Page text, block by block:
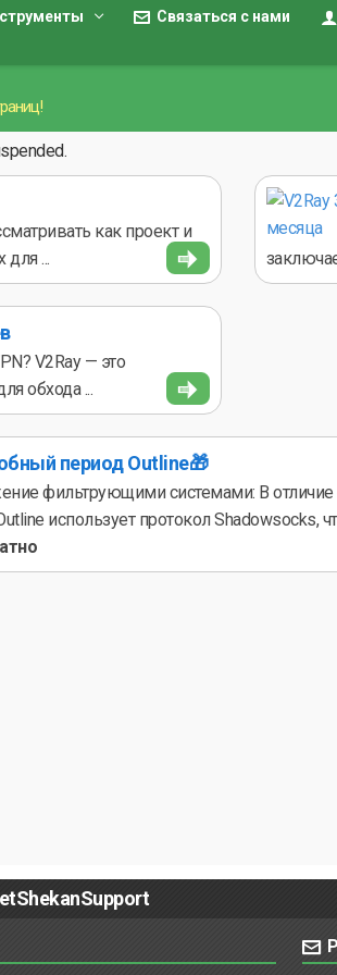
Связаться с нами
как проект и
для ...
V2Ray — это
обхода ...
период Outline🎁
фильтрующими системами: В
использует протокол Shadowsocks,